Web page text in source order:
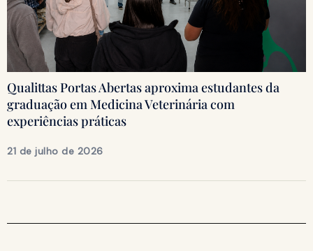
Qualittas Portas Abertas aproxima estudantes da
graduação em Medicina Veterinária com
experiências práticas
21 de julho de 2026